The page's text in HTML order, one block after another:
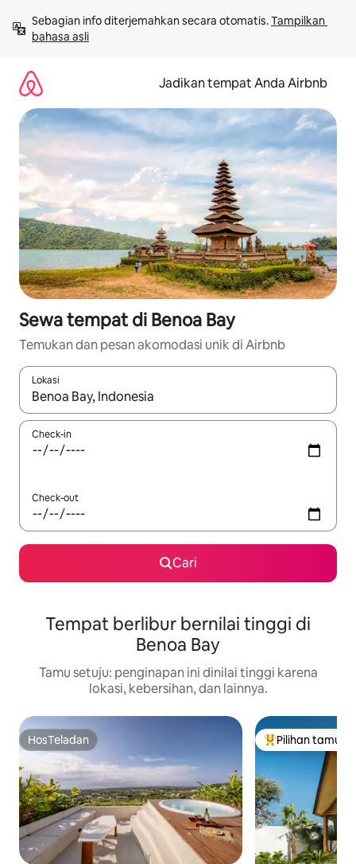
langsung
lihat
Sebagian info diterjemahkan secara otomatis. Tampilkan
bahasa asli
Jadikan tempat Anda Airbnb
Sewa tempat di Benoa Bay
Temukan dan pesan akomodasi unik di Airbnb
Lokasi
Jika hasil yang dicari tersedia, telusuri dengan tombol panah
Check-in
Check-out
Cari
Tempat berlibur bernilai tinggi di
Benoa Bay
Tamu setuju: penginapan ini dinilai tinggi karena
lokasi, kebersihan, dan lainnya.
HosTeladan
HosTeladan Pilihan tamu
Pilihan tamu